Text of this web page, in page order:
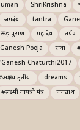
ShriKrishna
जगदंबा tantra
पुराण महादेव तर्पण
Pooja राधा
Chaturthi2017
तृतीया dreams
#लक्ष्मी गायत्री मंत्र जगन्नाथ